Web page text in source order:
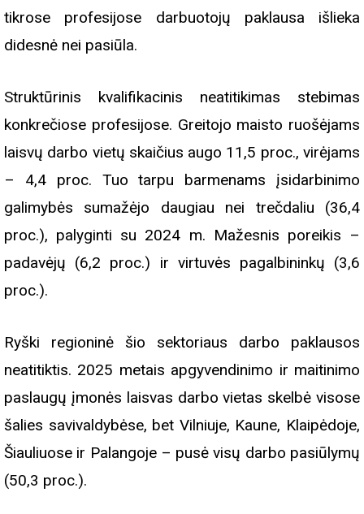
tikrose profesijose darbuotojų paklausa išlieka
didesnė nei pasiūla.
Struktūrinis kvalifikacinis neatitikimas stebimas
konkrečiose profesijose. Greitojo maisto ruošėjams
laisvų darbo vietų skaičius augo 11,5 proc., virėjams
– 4,4 proc. Tuo tarpu barmenams įsidarbinimo
galimybės sumažėjo daugiau nei trečdaliu (36,4
proc.), palyginti su 2024 m. Mažesnis poreikis –
padavėjų (6,2 proc.) ir virtuvės pagalbininkų (3,6
proc.).
Ryški regioninė šio sektoriaus darbo paklausos
neatitiktis. 2025 metais apgyvendinimo ir maitinimo
paslaugų įmonės laisvas darbo vietas skelbė visose
šalies savivaldybėse, bet Vilniuje, Kaune, Klaipėdoje,
Šiauliuose ir Palangoje – pusė visų darbo pasiūlymų
(50,3 proc.).